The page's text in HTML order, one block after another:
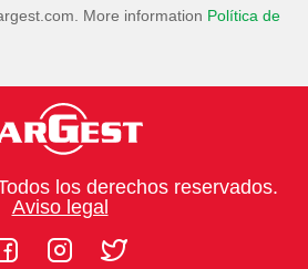
. More information Política de
los derechos reservados.
Aviso legal